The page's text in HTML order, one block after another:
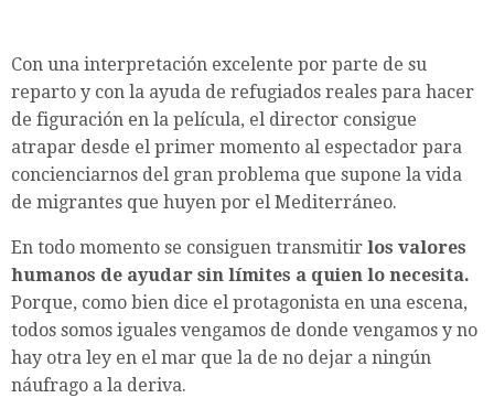
Con una interpretación excelente por parte de su
reparto y con la ayuda de refugiados reales para hacer
de figuración en la película, el director consigue
atrapar desde el primer momento al espectador para
concienciarnos del gran problema que supone la vida
de migrantes que huyen por el Mediterráneo.
En todo momento se consiguen transmitir los valores
humanos de ayudar sin límites a quien lo necesita.
Porque, como bien dice el protagonista en una escena,
todos somos iguales vengamos de donde vengamos y no
hay otra ley en el mar que la de no dejar a ningún
náufrago a la deriva.